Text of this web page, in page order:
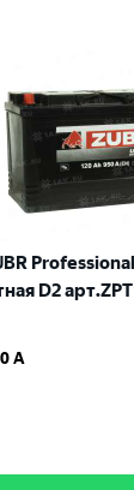
Professional
D2
A